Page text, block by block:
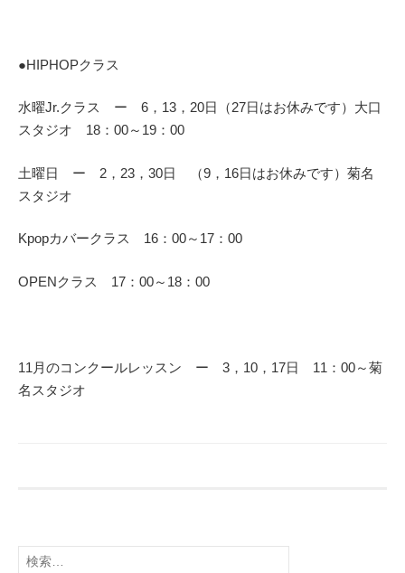
●HIPHOPクラス
水曜Jr.クラス ー 6，13，20日（27日はお休みです）大口
スタジオ 18：00～19：00
土曜日 ー 2，23，30日 （9，16日はお休みです）菊名
スタジオ
Kpopカバークラス 16：00～17：00
OPENクラス 17：00～18：00
11月のコンクールレッスン ー 3，10，17日 11：00～菊
名スタジオ
検